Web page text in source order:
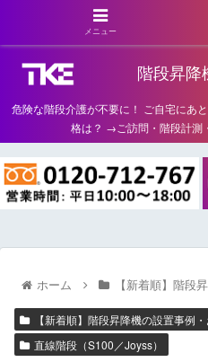
階段昇降
危険な階段介護が不要に！ ご自宅にあ
格は？ →ご訪問・階段計測
ホーム 【新着順】階段
【新着順】階段昇降機の設置事例
直線階段（S100／Joyss）
メニュー